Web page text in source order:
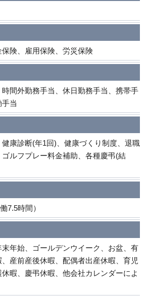
険、雇用保険、労災保険
間外勤務手当、休日勤務手当、携帯手
当
康診断(年1回)、健康づくり制度、退職
ルフプレー料金補助、各種慶弔(結
7.5時間）
末年始、ゴールデンウイーク、お盆、有
産前産後休暇、配偶者出産休暇、育児
暇、慶弔休暇、他会社カレンダーによ